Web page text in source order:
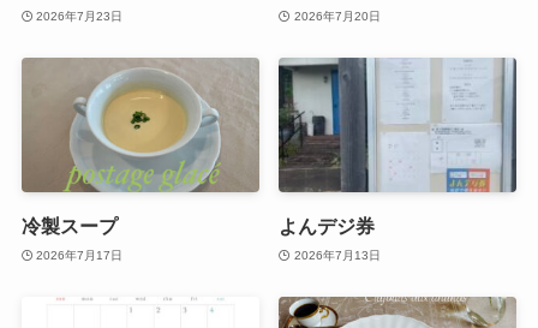
2026年7月23日 2026年7月20日
冷製スープ
2026年7月17日
よんデジ券
2026年7月13日